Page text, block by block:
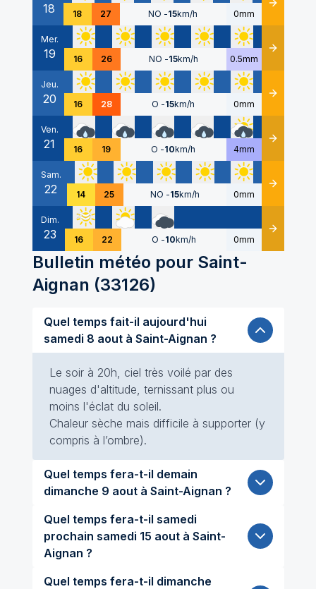
18 18 27 NO -15km/h 0mm Détails
Mer.
19 16 26 NO -15km/h 0.5mm Détails
Jeu.
20 16 28 O -15km/h 0mm Détails
Ven.
21 16 19 O -10km/h 4mm Détails
Sam.
22 14 25 NO -15km/h 0mm Détails
Dim.
23 16 22 O -10km/h 0mm Détails
Bulletin météo pour Saint-
Aignan (33126)
Quel temps fait-il aujourd'hui
samedi 8 aout à Saint-Aignan ?
Le soir à 20h, ciel très voilé par des
nuages d'altitude, ternissant plus ou
moins l'éclat du soleil.
Chaleur sèche mais difficile à supporter (y
compris à l’ombre).
Quel temps fera-t-il demain
dimanche 9 aout à Saint-Aignan ?
Quel temps fera-t-il samedi
prochain samedi 15 aout à Saint-
Aignan ?
Quel temps fera-t-il dimanche